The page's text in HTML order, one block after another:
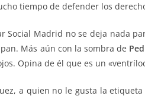
tiempo de defender los
Social Madrid no se deja nada
Más aún con la sombra de
Opina de él que es un
a quien no le gusta la etiqueta